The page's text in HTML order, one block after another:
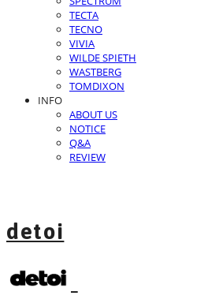
TECTA
TECNO
VIVIA
WILDE SPIETH
WASTBERG
TOMDIXON
INFO
ABOUT US
NOTICE
Q&A
REVIEW
detoi